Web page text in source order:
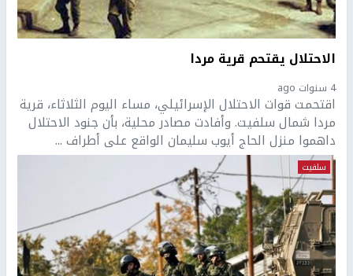
الاحتلال يقتحم قرية مردا
4 سنوات ago
اقتحمت قوات الاحتلال الإسرائيلي، مساء اليوم الثلاثاء، قرية
مردا شمال سلفيت. وأفادت مصادر محلية، بأن جنود الاحتلال
داهموا منزل الحاج أيوب سليمان الواقع على أطراف ...
سلفيت